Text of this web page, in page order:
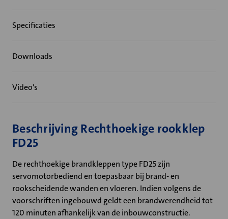
Specificaties
Downloads
Video's
Beschrijving Rechthoekige rookklep
FD25
De rechthoekige brandkleppen type FD25 zijn
servomotorbediend en toepasbaar bij brand- en
rookscheidende wanden en vloeren. Indien volgens de
voorschriften ingebouwd geldt een brandwerendheid tot
120 minuten afhankelijk van de inbouwconstructie.